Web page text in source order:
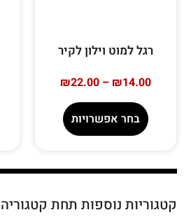
רגל למוט וילון לקיר
₪14.00
–
₪22.00
בחר אפשרויות
קטגוריות נוספות תחת